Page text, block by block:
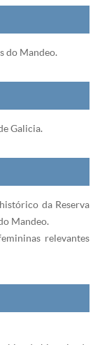
do Mandeo.
Galicia.
da Reserva
Mandeo.
relevantes